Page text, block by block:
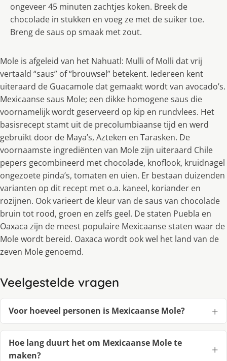
ongeveer 45 minuten zachtjes koken. Breek de
chocolade in stukken en voeg ze met de suiker toe.
Breng de saus op smaak met zout.
Mole is afgeleid van het Nahuatl: Mulli of Molli dat vrij
vertaald “saus” of “brouwsel” betekent. Iedereen kent
uiteraard de Guacamole dat gemaakt wordt van avocado’s.
Mexicaanse saus Mole; een dikke homogene saus die
voornamelijk wordt geserveerd op kip en rundvlees. Het
basisrecept stamt uit de precolumbiaanse tijd en werd
gebruikt door de Maya’s, Azteken en Tarasken. De
voornaamste ingrediënten van Mole zijn uiteraard Chile
pepers gecombineerd met chocolade, knoflook, kruidnagel
ongezoete pinda’s, tomaten en uien. Er bestaan duizenden
varianten op dit recept met o.a. kaneel, koriander en
rozijnen. Ook varieert de kleur van de saus van chocolade
bruin tot rood, groen en zelfs geel. De staten Puebla en
Oaxaca zijn de meest populaire Mexicaanse staten waar de
Mole wordt bereid. Oaxaca wordt ook wel het land van de
zeven Mole genoemd.
Veelgestelde vragen
Voor hoeveel personen is Mexicaanse Mole?
Hoe lang duurt het om Mexicaanse Mole te
maken?